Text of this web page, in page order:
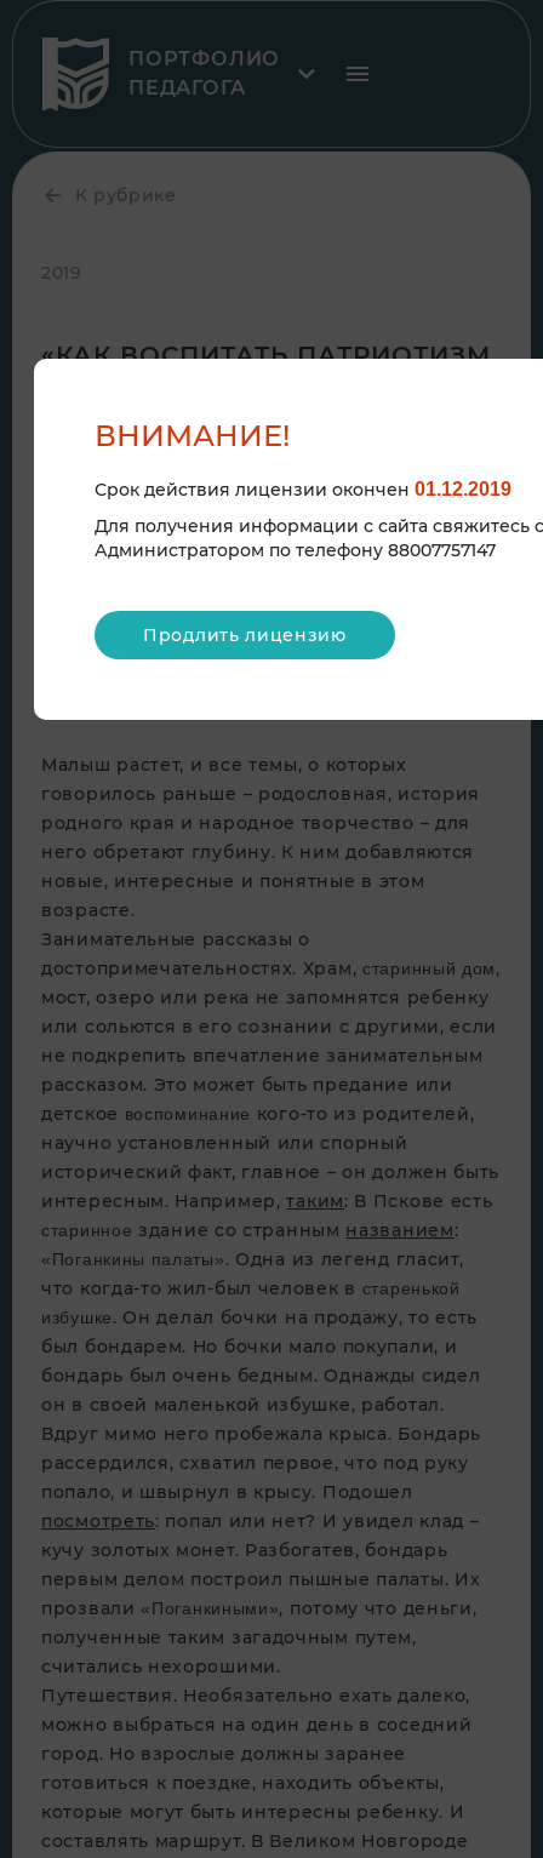
ПОРТФОЛИО
ПЕДАГОГА
К рубрике
2019
«КАК ВОСПИТАТЬ ПАТРИОТИЗМ
ЛЕТ)»
Малыш растет, и все темы, о которых
говорилось раньше – родословная, история
родного края и народное творчество – для
него обретают глубину. К ним добавляются
новые, интересные и понятные в этом
возрасте.
Занимательные рассказы о
достопримечательностях. Храм, старинный дом,
мост, озеро или река не запомнятся ребенку
или сольются в его сознании с другими, если
не подкрепить впечатление занимательным
рассказом. Это может быть предание или
детское воспоминание кого-то из родителей,
научно установленный или спорный
исторический факт, главное – он должен быть
интересным. Например,таким: В Пскове есть
старинное здание со странным названием:
«Поганкины палаты». Одна из легенд гласит,
что когда-то жил-был человек в старенькой
избушке. Он делал бочки на продажу, то есть
был бондарем. Но бочки мало покупали, и
бондарь был очень бедным. Однажды сидел
он в своей маленькой избушке, работал.
Вдруг мимо него пробежала крыса. Бондарь
рассердился, схватил первое, что под руку
попало, и швырнул в крысу. Подошел
посмотреть: попал или нет? И увидел клад –
кучу золотых монет. Разбогатев, бондарь
первым делом построил пышные палаты. Их
прозвали «Поганкиными», потому что деньги,
полученные таким загадочным путем,
считались нехорошими.
Путешествия. Необязательно ехать далеко,
можно выбраться на один день в соседний
город. Но взрослые должны заранее
готовиться к поездке, находить объекты,
которые могут быть интересны ребенку. И
составлять маршрут. В Великом Новгороде
ВНИМАНИЕ!
Срок действия лицензии окончен 01.12.2019
Для получения информации с сайта свяжитесь с
Администратором по телефону 88007757147
Продлить лицензию